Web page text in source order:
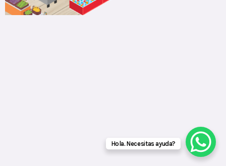
Hola. Necesitas ayuda?